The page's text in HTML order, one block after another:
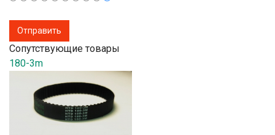
Сопутствующие товары
180-3m